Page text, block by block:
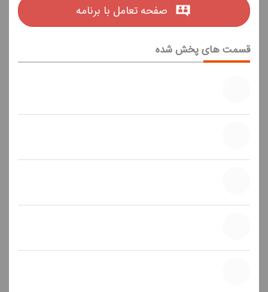
قسمت های پخش شده
صفحه تعامل با برنامه